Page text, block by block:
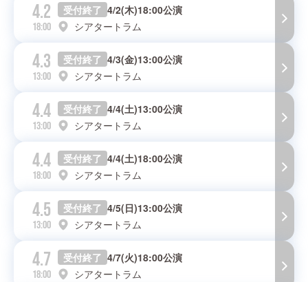
4.2
18:00
受付終了 4/2(木)18:00公演
シアタートラム
4.3
13:00
受付終了 4/3(金)13:00公演
シアタートラム
4.4
13:00
受付終了 4/4(土)13:00公演
シアタートラム
4.4
18:00
受付終了 4/4(土)18:00公演
シアタートラム
4.5
13:00
受付終了 4/5(日)13:00公演
シアタートラム
4.7
18:00
受付終了 4/7(火)18:00公演
シアタートラム